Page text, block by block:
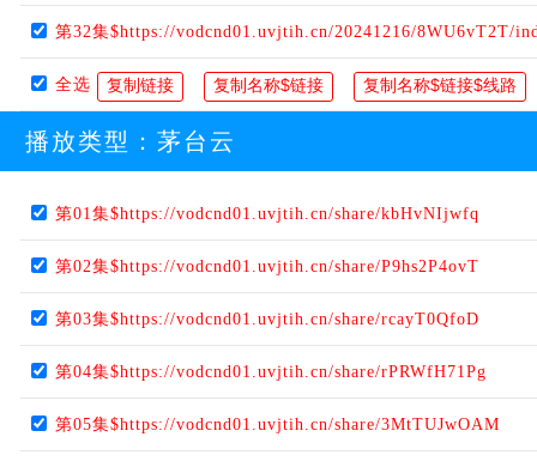
第32集$https://vodcnd01.uvjtih.cn/20241216/8WU6vT2T/
全选
播放类型： 茅台云
第01集$https://vodcnd01.uvjtih.cn/share/kbHvNIjwfq
第02集$https://vodcnd01.uvjtih.cn/share/P9hs2P4ovT
第03集$https://vodcnd01.uvjtih.cn/share/rcayT0QfoD
第04集$https://vodcnd01.uvjtih.cn/share/rPRWfH71Pg
第05集$https://vodcnd01.uvjtih.cn/share/3MtTUJwOAM